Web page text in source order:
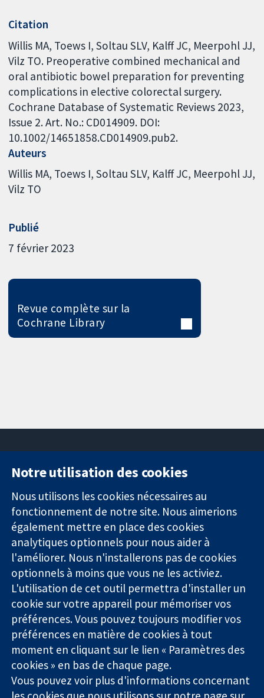
Citation
Willis MA, Toews I, Soltau SLV, Kalff JC, Meerpohl JJ,
Vilz TO. Preoperative combined mechanical and
oral antibiotic bowel preparation for preventing
complications in elective colorectal surgery.
Cochrane Database of Systematic Reviews 2023,
Issue 2. Art. No.: CD014909. DOI:
10.1002/14651858.CD014909.pub2.
Auteurs
Willis MA Toews I Soltau SLV Kalff JC Meerpohl JJ
Vilz TO
Publié
7 février 2023
Revue complète sur la
Cochrane Library
Des données
probantes.
Des décisions
éclairées.
Une meilleure
santé.
11-13 Cavendish
Square
Londres
W1G0AN
Royaume-Uni
nous
Actualités
Service de
presse
Qui sommes-
nous
Offres
d'emploi
Library
La Collaboration Cochrane est une association caritative (n°
1045921) et une société à responsabilité limitée par garantie (n°
03044323) enregistrée en Angleterre et au Pays de Galles. Numéro
de TVA : GB 718 2127 49.
Notre utilisation des cookies
Nous utilisons les cookies nécessaires au
fonctionnement de notre site. Nous aimerions
également mettre en place des cookies
analytiques optionnels pour nous aider à
l'améliorer. Nous n'installerons pas de cookies
optionnels à moins que vous ne les activiez.
L'utilisation de cet outil permettra d'installer un
cookie sur votre appareil pour mémoriser vos
préférences. Vous pouvez toujours modifier vos
préférences en matière de cookies à tout
moment en cliquant sur le lien « Paramètres des
cookies » en bas de chaque page.
Vous pouvez voir plus d'informations concernant